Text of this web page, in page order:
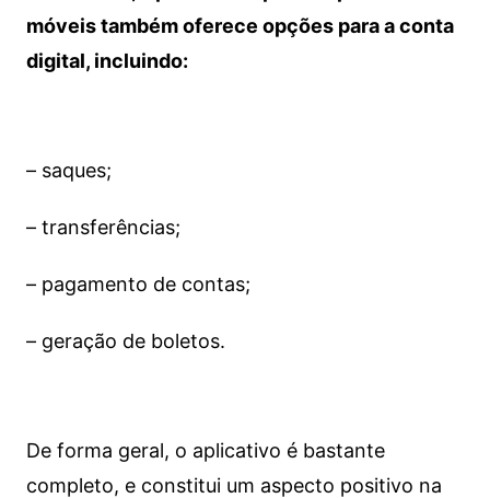
móveis também oferece opções para a conta
digital, incluindo:
– saques;
– transferências;
– pagamento de contas;
– geração de boletos.
De forma geral, o aplicativo é bastante
completo, e constitui um aspecto positivo na